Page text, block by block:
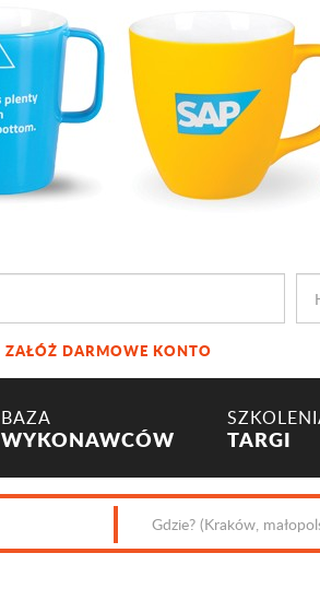
ZAŁÓŻ DARMOWE KONTO
BAZA
WYKONAWCÓW TARGI